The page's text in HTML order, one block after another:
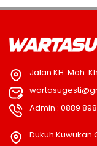
Jalan KH. Moh.
Admin : 0889
Dukuh Kuwukan